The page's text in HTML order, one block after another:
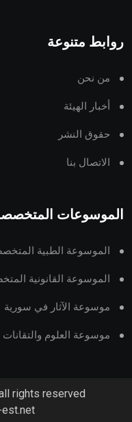
روابط متنوعة
من نحن
أخبار الهيئة
حقوق النشر
الاتصال بنا
الموسوعات
الموسوعة الطبية
الموسوعة القانونية
موسوعة الآثار في سورية
موسوعة العلوم والتقانات
rights reserved.